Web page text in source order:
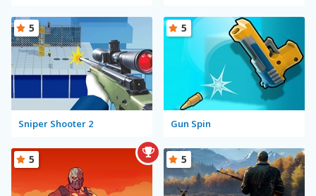
Sniper Shooter 2
5
Gun Spin
5
5 5